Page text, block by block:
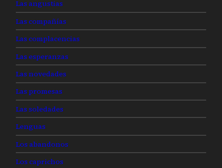
Las angustias
Las compañías
Las complacencias
Las esperanzas
Las novedades
Las promesas
Las soledades
Lenguas
Los abandonos
Los caprichos